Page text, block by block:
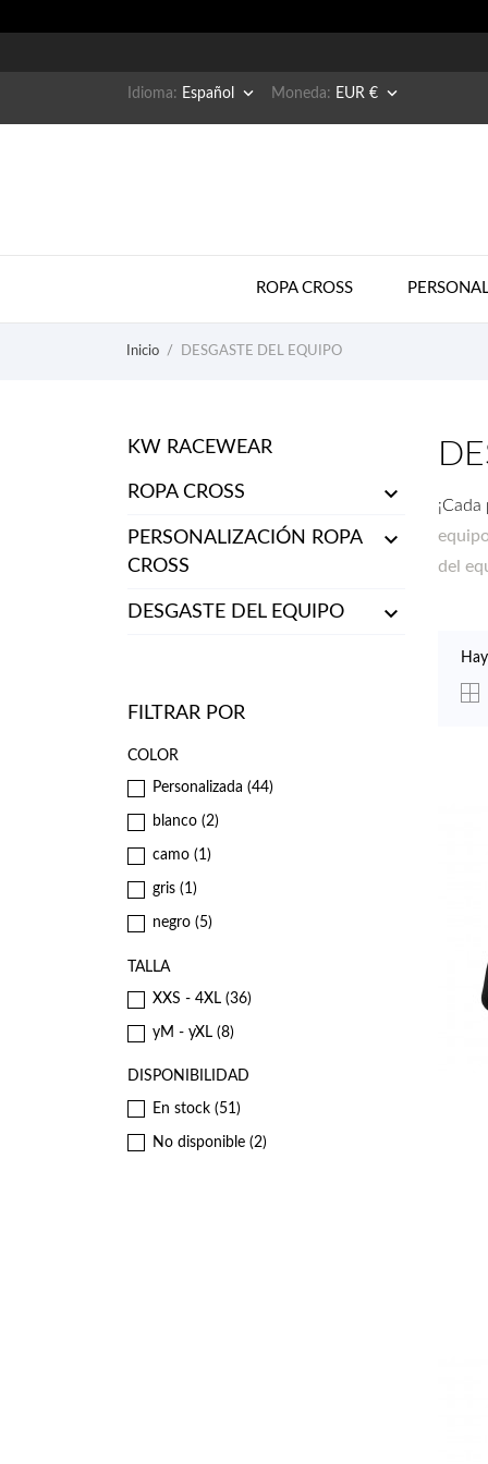
Idioma: Español  Moneda: EUR € 
ROPA CROSS
Inicio DESGASTE DEL EQUIPO
KW RACEWEAR
ROPA CROSS 
PERSONALIZACIÓN ROPA
CROSS

DESGASTE DEL EQUIPO 
FILTRAR POR
COLOR
Personalizada (44)
blanco (2)
camo (1)
gris (1)
negro (5)
TALLA
XXS - 4XL (36)
yM - yXL (8)
DISPONIBILIDAD
En stock (51)
No disponible (2)
del